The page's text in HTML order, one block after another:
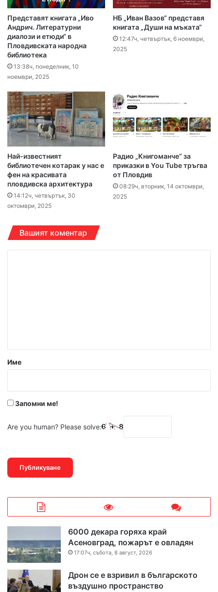
Представят книгата „Иво
Андрич. Литературни
диалози и етюди“ в
Пловдивската народна
библиотека
13:38ч, понеделник, 10
ноември, 2025
НБ „Иван Вазов“ представя
книгата „Души на мъката“
12:47ч, четвъртък, 6 ноември,
2025
Най-известният
библиотечен котарак у нас е
фен на красивата
пловдивска архитектура
14:12ч, четвъртък, 30
октомври, 2025
Радио „Книгоманче“ за
приказки в You Tube тръгва
от Пловдив
08:29ч, вторник, 14 октомври,
2025
Вашият коментар
р
Име
Запомни ме!
Are you human? Please solve:
6000 декара горяха край
Асеновград, пожарът е овладян
17:07ч, събота, 8 август, 2026
Дрон се е взривил в българското
въздушно пространство